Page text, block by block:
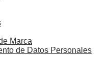
Marca
de Datos Personales